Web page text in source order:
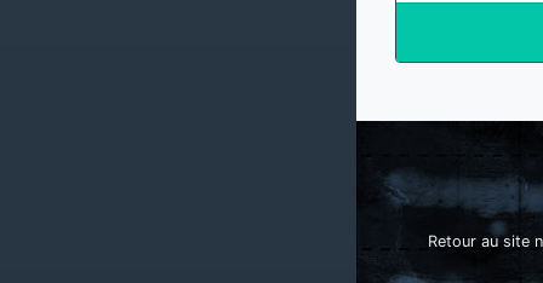
Retour au site